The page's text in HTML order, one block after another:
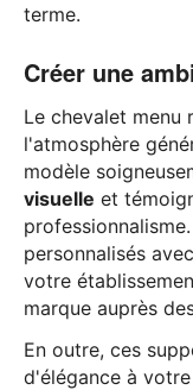
terme.
Créer une
Le chevalet menu
l'atmosphère
modèle
visuelle et
personnalisés
votre
marque auprès
En outre, ces
d'élégance à